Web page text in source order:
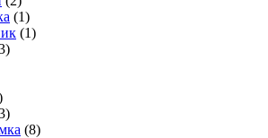
(1)
(1)
(8)